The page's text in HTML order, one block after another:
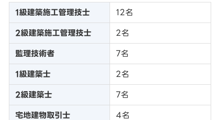
1級建築施工管理技士 12名
2級建築施工管理技士 2名
監理技術者 7名
1級建築士 2名
2級建築士 7名
宅地建物取引士 4名